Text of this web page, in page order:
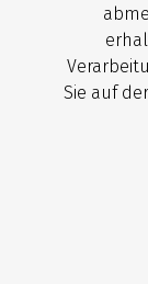
Sie auf